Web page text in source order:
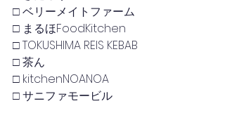
□ ベリーメイトファーム
□ まるほFoodKitchen
□ TOKUSHIMA REIS KEBAB
□ 茶ん
□ kitchenNOANOA
□ サニファモービル